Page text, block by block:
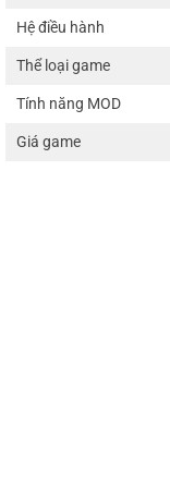
Hệ điều hành
Thể loại game
Tính năng MOD
Giá game